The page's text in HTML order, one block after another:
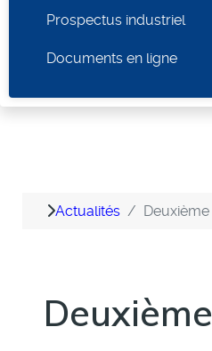
Prospectus industriel
Documents en ligne
Actualités